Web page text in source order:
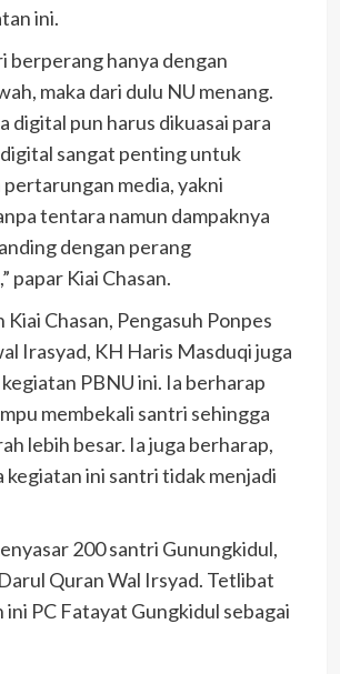
ini.
berperang hanya dengan
maka dari dulu NU menang.
digital pun harus dikuasai para
sangat penting untuk
media, yakni
tentara namun dampaknya
dengan perang
papar Kiai Chasan.
Kiai Chasan, Pengasuh Ponpes
Irasyad, KH Haris Masduqi juga
PBNU ini. Ia berharap
membekali santri sehingga
lebih besar. Ia juga berharap,
kegiatan ini santri tidak menjadi
200 santri Gunungkidul,
Quran Wal Irsyad. Tetlibat
ini PC Fatayat Gungkidul sebagai